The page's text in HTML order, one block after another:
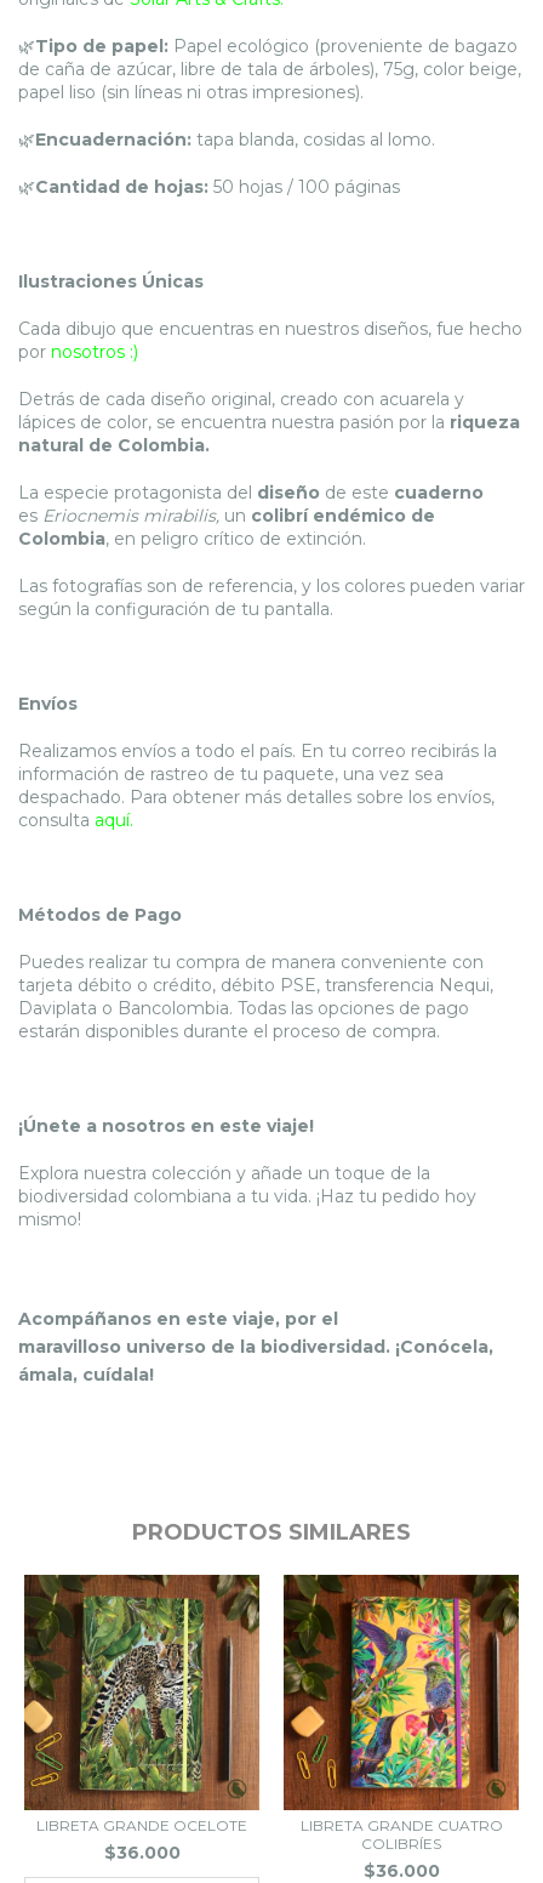
🌿Tipo de papel: Papel ecológico (proveniente de bagazo
de caña de azúcar, libre de tala de árboles), 75g, color beige,
papel liso (sin líneas ni otras impresiones).
🌿Encuadernación: tapa blanda, cosidas al lomo.
🌿Cantidad de hojas: 50 hojas / 100 páginas
Ilustraciones Únicas
Cada dibujo que encuentras en nuestros diseños, fue hecho
por nosotros :)
Detrás de cada diseño original, creado con acuarela y
lápices de color, se encuentra nuestra pasión por la riqueza
natural de Colombia.
La especie protagonista del diseño de este cuaderno
es Eriocnemis mirabilis, un colibrí endémico de
Colombia, en peligro crítico de extinción.
Las fotografías son de referencia, y los colores pueden variar
según la configuración de tu pantalla.
Envíos
Realizamos envíos a todo el país. En tu correo recibirás la
información de rastreo de tu paquete, una vez sea
despachado. Para obtener más detalles sobre los envíos,
consulta aquí.
Métodos de Pago
Puedes realizar tu compra de manera conveniente con
tarjeta débito o crédito, débito PSE, transferencia Nequi,
Daviplata o Bancolombia. Todas las opciones de pago
estarán disponibles durante el proceso de compra.
¡Únete a nosotros en este viaje!
Explora nuestra colección y añade un toque de la
biodiversidad colombiana a tu vida. ¡Haz tu pedido hoy
mismo!
Acompáñanos en este viaje, por el
maravilloso universo de la biodiversidad. ¡Conócela,
ámala, cuídala!
PRODUCTOS SIMILARES
LIBRETA GRANDE OCELOTE
$36.000
LIBRETA GRANDE CUATRO
COLIBRÍES
$36.000